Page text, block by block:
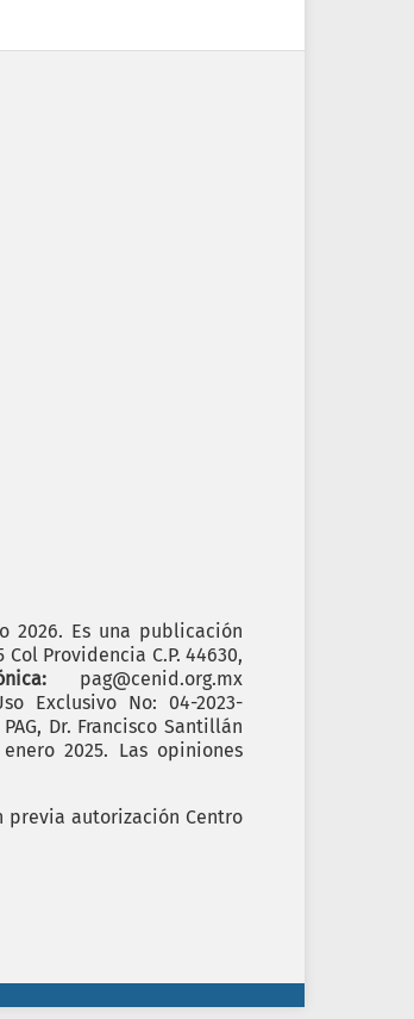
2026. Es una publicación
Providencia C.P. 44630,
pag@cenid.org.mx
Exclusivo No: 04-2023-
Dr. Francisco Santillán
2025. Las opiniones
autorización Centro